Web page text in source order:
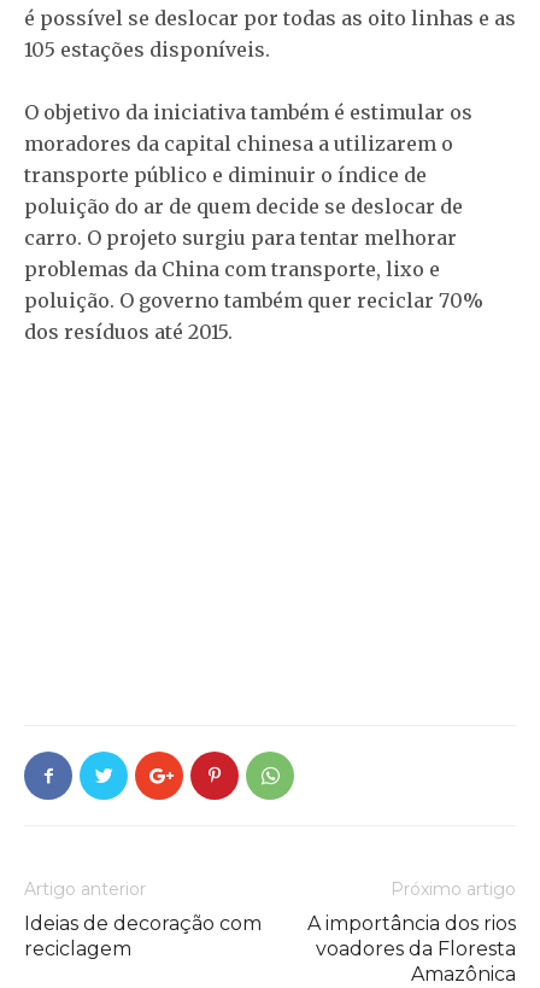
é possível se deslocar por todas as oito linhas e as
105 estações disponíveis.
O objetivo da iniciativa também é estimular os
moradores da capital chinesa a utilizarem o
transporte público e diminuir o índice de
poluição do ar de quem decide se deslocar de
carro. O projeto surgiu para tentar melhorar
problemas da China com transporte, lixo e
poluição. O governo também quer reciclar 70%
dos resíduos até 2015.
Artigo anterior
Ideias de decoração com
reciclagem
Próximo artigo
A importância dos rios
voadores da Floresta
Amazônica